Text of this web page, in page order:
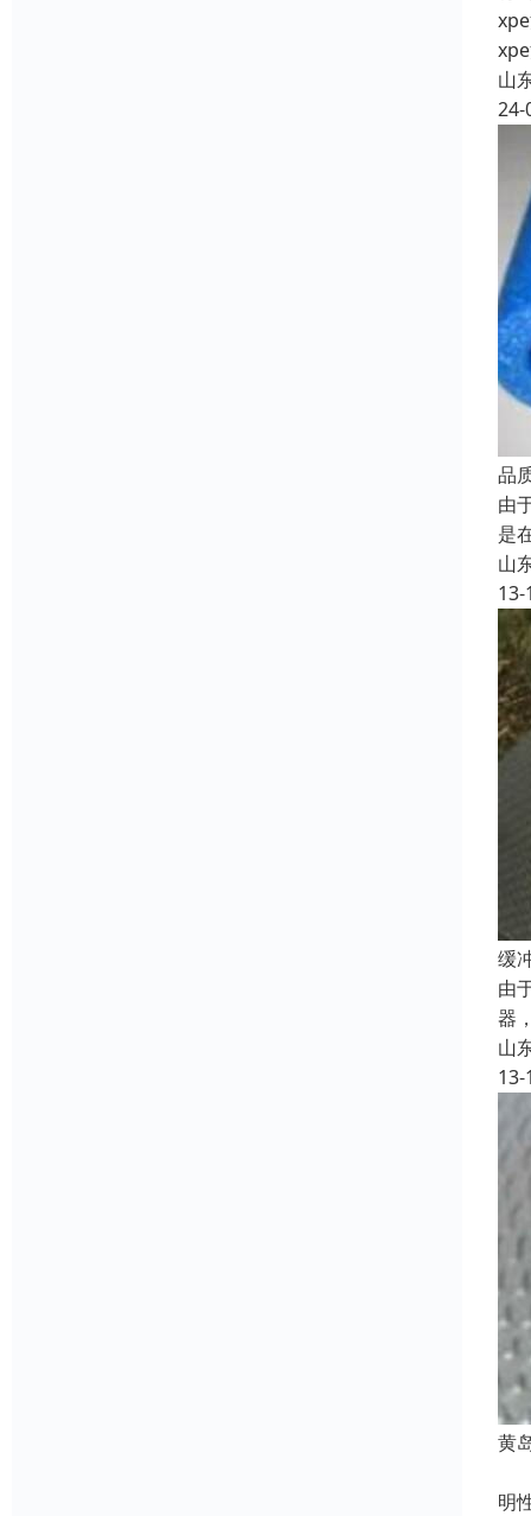
山
24-
品
由
是
山
13-
缓
由
器
山
13-
黄
明